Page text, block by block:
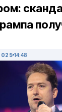
14:48